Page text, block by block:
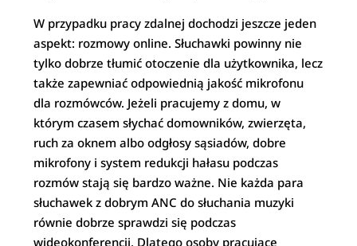
W przypadku pracy zdalnej dochodzi jeszcze jeden
aspekt: rozmowy online. Słuchawki powinny nie
tylko dobrze tłumić otoczenie dla użytkownika, lecz
także zapewniać odpowiednią jakość mikrofonu
dla rozmówców. Jeżeli pracujemy z domu, w
którym czasem słychać domowników, zwierzęta,
ruch za oknem albo odgłosy sąsiadów, dobre
mikrofony i system redukcji hałasu podczas
rozmów stają się bardzo ważne. Nie każda para
słuchawek z dobrym ANC do słuchania muzyki
równie dobrze sprawdzi się podczas
wideokonferencji. Dlatego osoby pracujące